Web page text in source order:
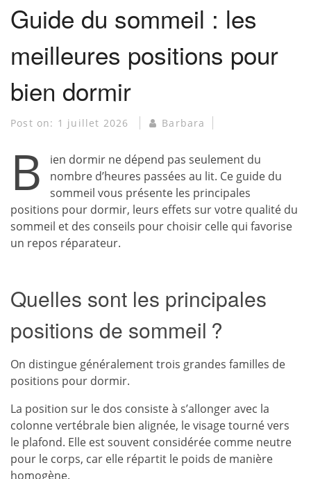
Guide du sommeil : les
meilleures positions pour
bien dormir
Post on: 1 juillet 2026 Barbara
B
ien dormir ne dépend pas seulement du
nombre d’heures passées au lit. Ce guide du
sommeil vous présente les principales
positions pour dormir, leurs effets sur votre qualité du
sommeil et des conseils pour choisir celle qui favorise
un repos réparateur.
Quelles sont les principales
positions de sommeil ?
On distingue généralement trois grandes familles de
positions pour dormir.
La position sur le dos consiste à s’allonger avec la
colonne vertébrale bien alignée, le visage tourné vers
le plafond. Elle est souvent considérée comme neutre
pour le corps, car elle répartit le poids de manière
homogène.